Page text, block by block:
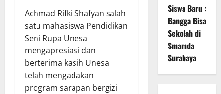
Achmad Rifki Shafyan salah
satu mahasiswa Pendidikan
Seni Rupa Unesa
mengapresiasi dan
berterima kasih Unesa
telah mengadakan
program sarapan bergizi
Siswa Baru :
Bangga Bisa
Sekolah di
Smamda
Surabaya